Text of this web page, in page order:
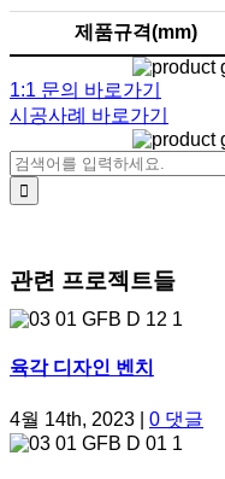
제품규격(mm)
1:1 문의 바로가기
시공사례 바로가기
검색:
관련 프로젝트들
육각 디자인 벤치
4월 14th, 2023 0 댓글